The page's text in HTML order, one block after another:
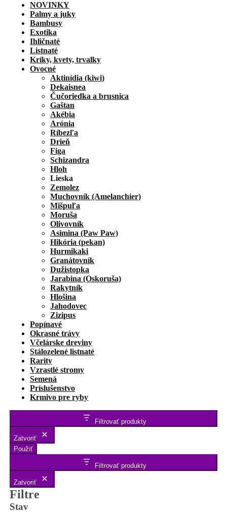
NOVINKY
Palmy a juky
Bambusy
Exotika
Ihličnaté
Listnaté
Kríky, kvety, trvalky
Ovocné
Aktinídia (kiwi)
Dekaisnea
Čučoriedka a brusnica
Gaštan
Akébia
Arónia
Ríbezľa
Drieň
Figa
Schizandra
Hloh
Lieska
Zemolez
Muchovník (Amelanchier)
Mišpuľa
Moruša
Olivovník
Asimina (Paw Paw)
Hikória (pekan)
Hurmikaki
Granátovník
Dužistopka
Jarabina (Oskoruša)
Rakytník
Hlošina
Jahodovec
Zizipus
Popínavé
Okrasné trávy
Včelárske dreviny
Stálozelené listnaté
Rarity
Vzrastlé stromy
Semená
Príslušenstvo
Krmivo pre ryby
Filtrovať produkty
Zatvoriť
Použiť
Filtrovať produkty
Zatvoriť
Filtre
Stav